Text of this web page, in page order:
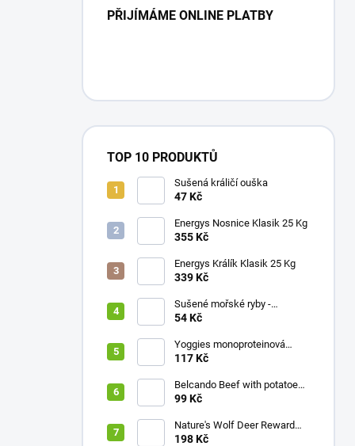
PŘIJÍMÁME ONLINE PLATBY
TOP 10 PRODUKTŮ
Sušená králičí ouška
47 Kč
Energys Nosnice Klasik 25 Kg
355 Kč
Energys Králík Klasik 25 Kg
339 Kč
Sušené mořské ryby -
sardinky
54 Kč
Yoggies monoproteinová
hovězí konzerva pro psy s
800g
117 Kč
Belcando Beef with potatoes
& peas
99 Kč
Nature's Wolf Deer Reward
stripes 300 g
198 Kč